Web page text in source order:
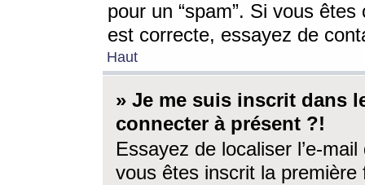
pour un “spam”. Si vous
est correcte, essayez de
Haut
» Je me suis inscrit dans
connecter à présent ?!
Essayez de localiser l’e-
vous êtes inscrit la première